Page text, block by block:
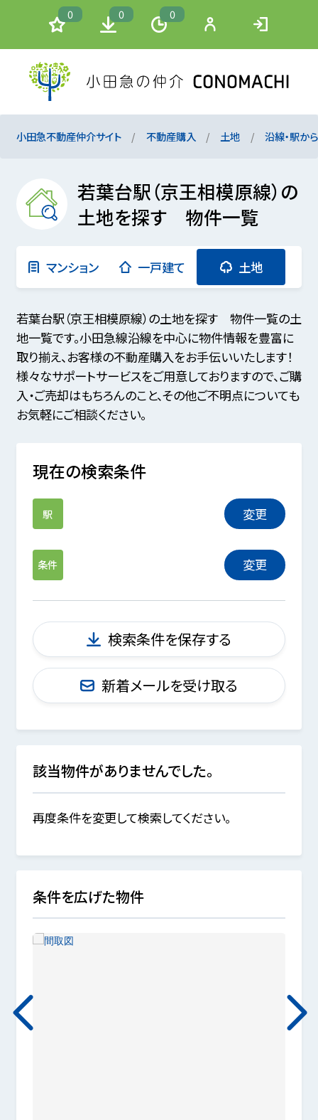
0 0 0
小田急不動産仲介サイト 不動産購入 土地 沿線・駅か
若葉台駅（京王相模原線）の
土地を探す 物件一覧
マンション 一戸建て 土地
若葉台駅（京王相模原線）の土地を探す 物件一覧の土
地一覧です。小田急線沿線を中心に物件情報を豊富に
取り揃え、お客様の不動産購入をお手伝いいたします！
様々なサポートサービスをご用意しておりますので、ご購
入・ご売却はもちろんのこと、その他ご不明点についても
お気軽にご相談ください。
現在の検索条件
駅 変更
条件 変更
検索条件を保存する
新着メールを受け取る
該当物件がありませんでした。
再度条件を変更して検索してください。
条件を広げた物件